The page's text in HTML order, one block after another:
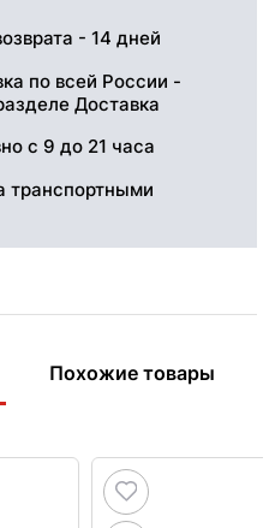
- 14 дней
по всей России -
Доставка
с 9 до 21 часа
транспортными
Похожие товары